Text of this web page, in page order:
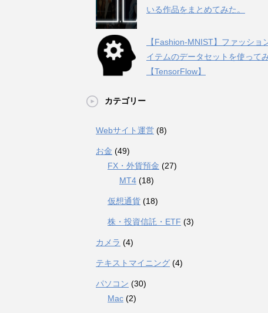
いる作品をまとめてみた。
【Fashion-MNIST】ファッショ
イテムのデータセットを使って
【TensorFlow】
カテゴリー
Webサイト運営 (8)
お金 (49)
FX・外貨預金 (27)
MT4 (18)
仮想通貨 (18)
株・投資信託・ETF (3)
カメラ (4)
テキストマイニング (4)
パソコン (30)
Mac (2)